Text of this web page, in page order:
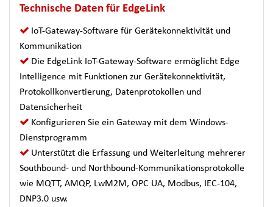
Technische Daten für EdgeLink
IoT-Gateway-Software für Gerätekonnektivität und
Kommunikation
Die EdgeLink IoT-Gateway-Software ermöglicht Edge
Intelligence mit Funktionen zur Gerätekonnektivität,
Protokollkonvertierung, Datenprotokollen und
Datensicherheit
Konfigurieren Sie ein Gateway mit dem Windows-
Dienstprogramm
Unterstützt die Erfassung und Weiterleitung mehrerer
Southbound- und Northbound-Kommunikationsprotokolle
wie MQTT, AMQP, LwM2M, OPC UA, Modbus, IEC-104,
DNP3.0 usw.